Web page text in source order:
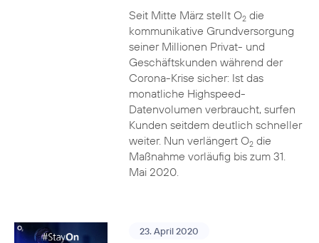
Seit Mitte März stellt O2die
kommunikative Grundversorgung
seiner Millionen Privat- und
Geschäftskunden während der
Corona-Krise sicher: Ist das
monatliche Highspeed-
Datenvolumen verbraucht, surfen
Kunden seitdem deutlich schneller
weiter. Nun verlängert O2die
Maßnahme vorläufig bis zum 31.
Mai 2020.
23. April 2020